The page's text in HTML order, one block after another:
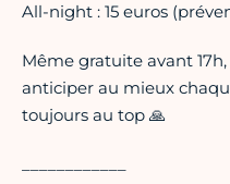
All-night : 15 euros
Même gratuite avant
anticiper au mieux
toujours au top 🙏